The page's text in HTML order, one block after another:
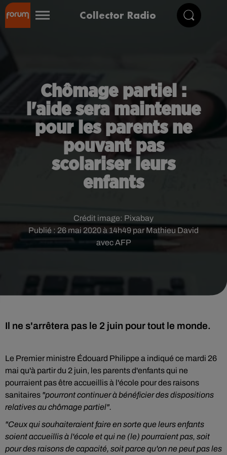
Collector Radio
Chômage partiel :
l'aide sera maintenue
pour les parents ne
pouvant pas
scolariser leurs
enfants
Publié : 26 mai 2020 à 14h49 par Mathieu David
avec AFP
Crédit image: Pixabay
Il ne s'arrêtera pas le 2 juin pour tout le monde.
Le Premier ministre Édouard Philippe a indiqué ce mardi 26
mai qu'à partir du 2 juin, les parents d'enfants qui ne
pourraient pas être accueillis à l'école pour des raisons
sanitaires "pourront continuer à bénéficier des dispositions
relatives au chômage partiel".
"Ceux qui souhaiteraient faire en sorte que leurs enfants
soient accueillis à l'école et qui ne (le) pourraient pas, soit
pour des raisons de capacité, soit parce qu'on ne peut pas les